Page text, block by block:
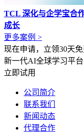
TCL 深化与企学宝合
成长
更多案例 >
现在申请，立领30天免
新一代AI全球学习平
立即试用
公司简介
联系我们
新闻动态
代理合作